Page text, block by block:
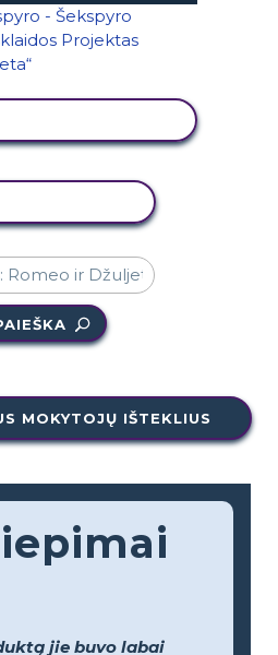
MOKYTOJŲ IŠTEKLIUS
jie buvo labai